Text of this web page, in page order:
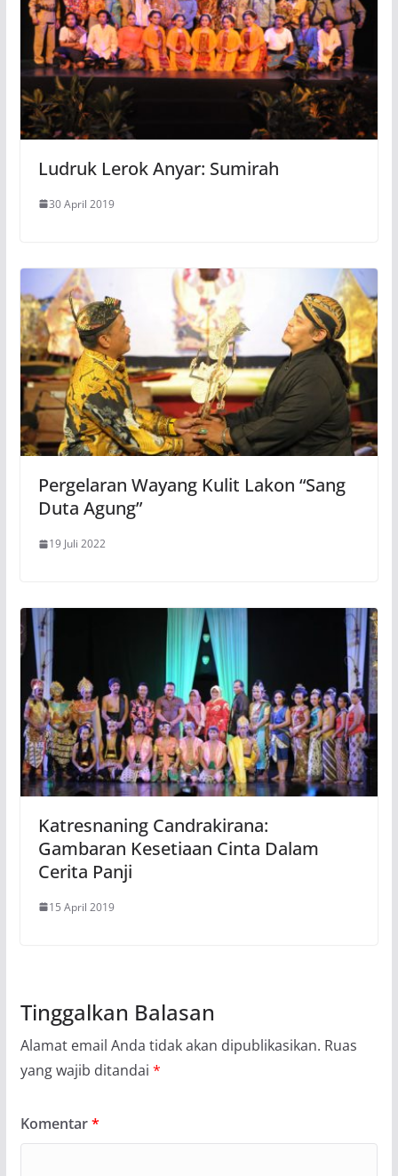
Ludruk Lerok Anyar: Sumirah
30 April 2019
Pergelaran Wayang Kulit Lakon “Sang
Duta Agung”
19 Juli 2022
Katresnaning Candrakirana:
Gambaran Kesetiaan Cinta Dalam
Cerita Panji
15 April 2019
Tinggalkan Balasan
Alamat email Anda tidak akan dipublikasikan. Ruas
yang wajib ditandai *
Komentar*